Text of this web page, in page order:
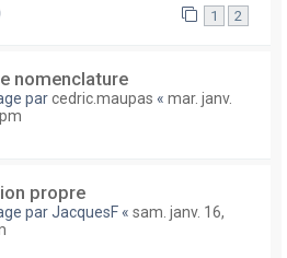
1 2
nomenclature
parcedric.maupas « mar. janv.
propre
parJacquesF « sam. janv. 16,